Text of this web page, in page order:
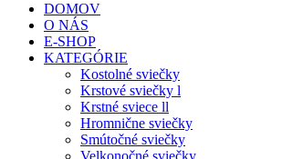
DOMOV
O NÁS
E-SHOP
KATEGÓRIE
Kostolné sviečky
Krstové sviečky l
Krstné sviece ll
Hromnične sviečky
Smútočné sviečky